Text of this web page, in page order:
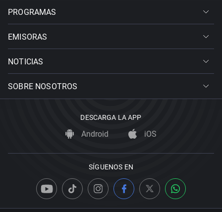
PROGRAMAS
EMISORAS
NOTICIAS
SOBRE NOSOTROS
DESCARGA LA APP
Android iOS
SÍGUENOS EN